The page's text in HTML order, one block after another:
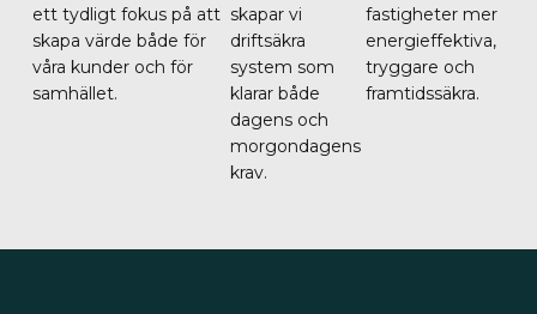
ett tydligt fokus på att
skapa värde både för
våra kunder och för
samhället.
skapar vi
driftsäkra
system som
klarar både
dagens och
morgondagens
krav.
fastigheter mer
energieffektiva,
tryggare och
framtidssäkra.